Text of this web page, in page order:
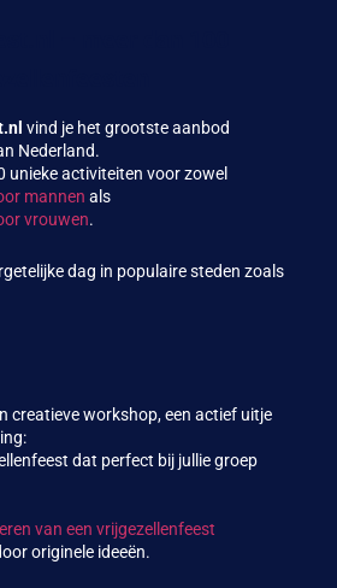
vind je het grootste aanbod
Nederland.
unieke activiteiten voor zowel
mannen als
vrouwen.
dag in populaire steden zoals
creatieve workshop, een actief uitje
dat perfect bij jullie groep
van een vrijgezellenfeest
originele ideeën.